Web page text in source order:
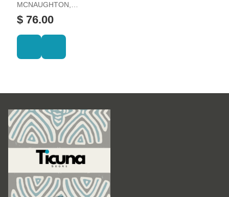
MCNAUGHTON,
FRANCES
$ 76.00